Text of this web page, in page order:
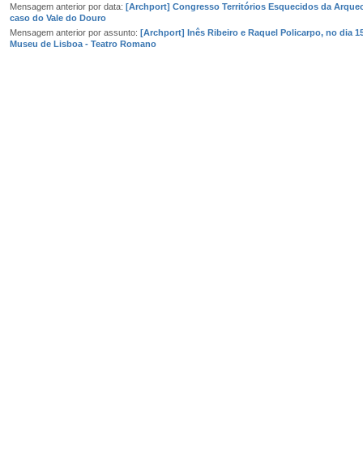
Mensagem anterior por data: [Archport] Congresso Territórios Esquecidos da
caso do Vale do Douro
Mensagem anterior por assunto: [Archport] Inês Ribeiro e Raquel Policarpo, no dia
Museu de Lisboa - Teatro Romano